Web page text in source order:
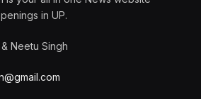
in UP.
Neetu Singh